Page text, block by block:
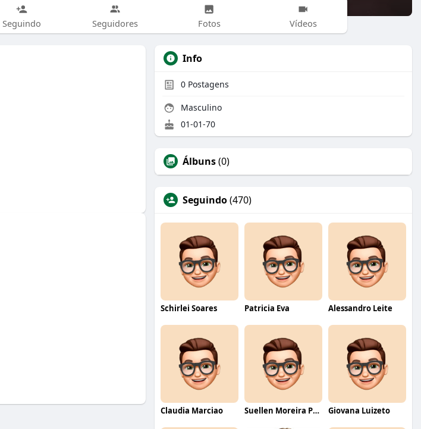
Seguindo Seguidores Fotos Vídeos
Info
0 Postagens
Masculino
01-01-70
Álbuns(0)
Seguindo(470)
Schirlei Soares Patricia Eva Alessandro Leite
Claudia Marciao Suellen Moreira Parente de Oliveira Giovana Luizeto